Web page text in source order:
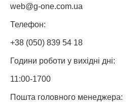
web@g-one.com.ua
Телефон:
+38 (050) 839 54 18
Години роботи у вихідні дні:
11:00-1700
Пошта головного менеджера: